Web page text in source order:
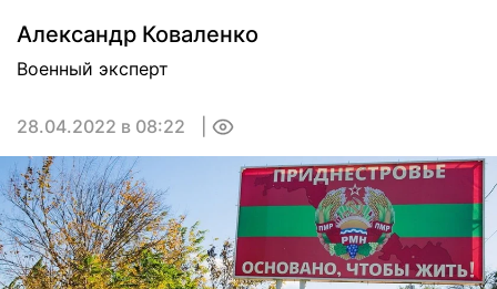
Александр Коваленко
Военный эксперт
28.04.2022 в 08:22